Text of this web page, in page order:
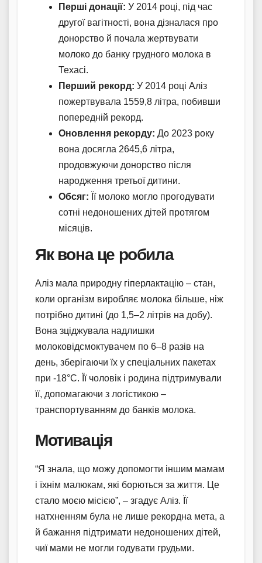
Перші донації: У 2014 році, під час
другої вагітності, вона дізналася про
донорство й почала жертвувати
молоко до банку грудного молока в
Техасі.
Перший рекорд: У 2014 році Аліз
пожертвувала 1559,8 літра, побивши
попередній рекорд.
Оновлення рекорду: До 2023 року
вона досягла 2645,6 літра,
продовжуючи донорство після
народження третьої дитини.
Обсяг: Її молоко могло прогодувати
сотні недоношених дітей протягом
місяців.
Як вона це робила
Аліз мала природну гіперлактацію – стан,
коли організм виробляє молока більше, ніж
потрібно дитині (до 1,5–2 літрів на добу).
Вона зціджувала надлишки
молоковідсмоктувачем по 6–8 разів на
день, зберігаючи їх у спеціальних пакетах
при -18°C. Її чоловік і родина підтримували
її, допомагаючи з логістикою –
транспортуванням до банків молока.
Мотивація
“Я знала, що можу допомогти іншим мамам
і їхнім малюкам, які борються за життя. Це
стало моєю місією”, – згадує Аліз. Її
натхненням була не лише рекордна мета, а
й бажання підтримати недоношених дітей,
чиї мами не могли годувати грудьми.